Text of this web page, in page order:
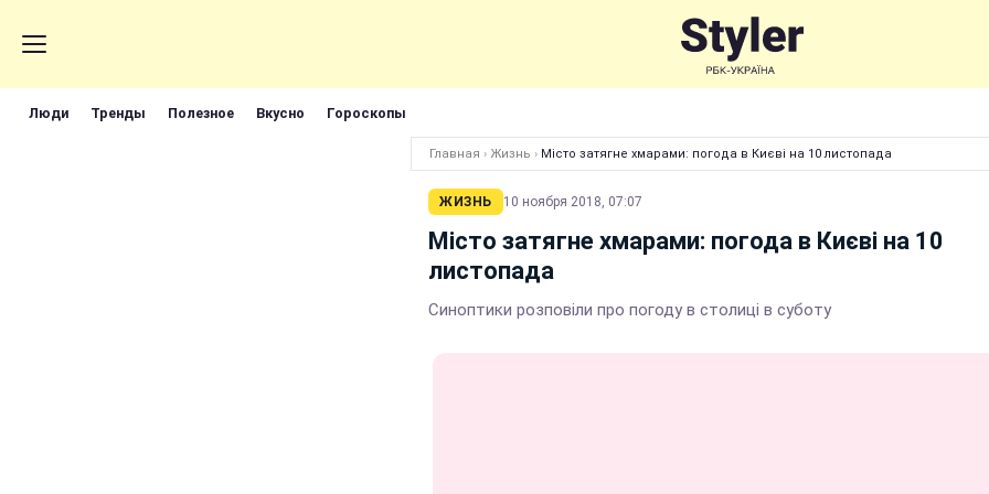
Люди Тренды Полезное Вкусно Гороскопы
Главная › Жизнь › Місто затягне хмарами: погода в Києві на 10 листопада
ЖИЗНЬ 10 ноября 2018, 07:07
Місто затягне хмарами: погода в Києві на 10
листопада
Синоптики розповіли про погоду в столиці в суботу